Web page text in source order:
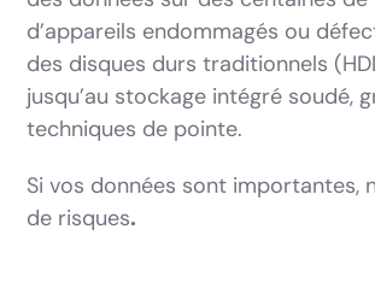
d’appareils endommagés ou
des disques durs traditionnels
jusqu’au stockage intégré soudé,
techniques de pointe.
Si vos données sont importantes,
de risques.